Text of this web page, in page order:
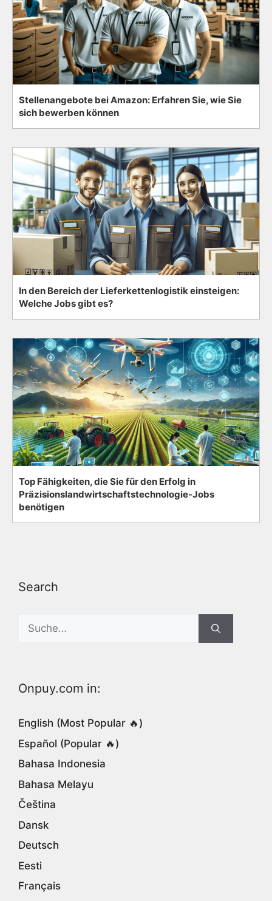
Stellenangebote bei Amazon: Erfahren Sie, wie Sie
sich bewerben können
In den Bereich der Lieferkettenlogistik einsteigen:
Welche Jobs gibt es?
Top Fähigkeiten, die Sie für den Erfolg in
Präzisionslandwirtschaftstechnologie-Jobs
benötigen
Search
Search
for:
Onpuy.com in:
English (Most Popular 🔥)
Español (Popular 🔥)
Bahasa Indonesia
Bahasa Melayu
Čeština
Dansk
Deutsch
Eesti
Français